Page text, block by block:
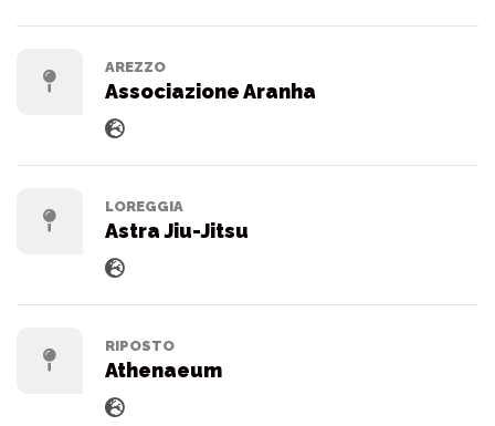
AREZZO
Associazione Aranha
LOREGGIA
Astra Jiu-Jitsu
RIPOSTO
Athenaeum